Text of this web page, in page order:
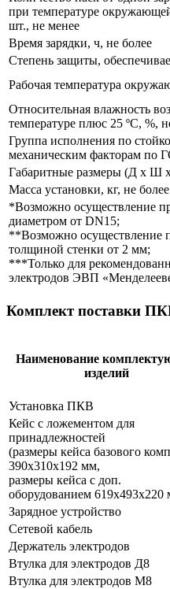
при температуре
шт., не менее
Время зарядки, ч, не более
Степень защиты,
Рабочая температура
Относительная влажность
температуре плюс 25 ºС, %,
Группа исполнения по
механическим факторам по
Габаритные размеры (Д х Ш
Масса установки, кг, не более
*Возможно осуществление
диаметром от DN15;
**Возможно осуществление
толщиной стенки от 2 мм;
***Только для
электродов ЭВП
Комплект поставки
Наименование
изделий
Установка ПКВ
Кейс с ложементом для
принадлежностей
(размеры кейса базового
390х310х192 мм,
размеры кейса с доп.
оборудованием 619х493х220
Зарядное устройство
Сетевой кабель
Держатель электродов
Втулка для электродов Д8
Втулка для электродов M8